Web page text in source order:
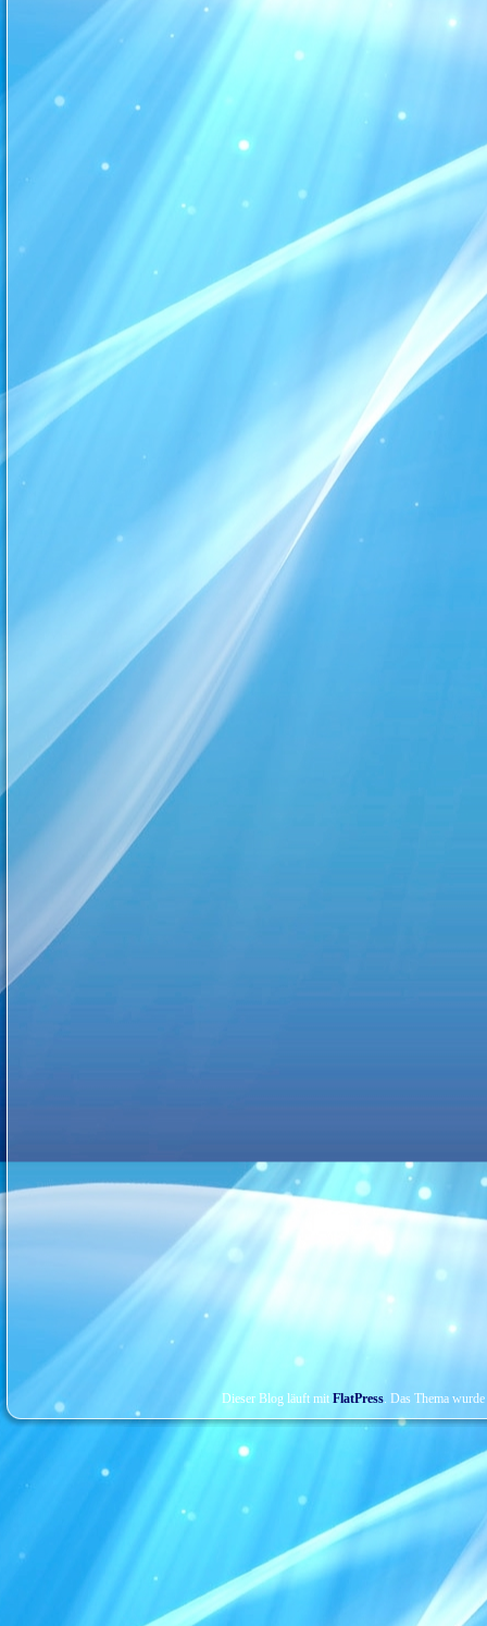
Dieser Blog läuft mit FlatPress. Das Thema